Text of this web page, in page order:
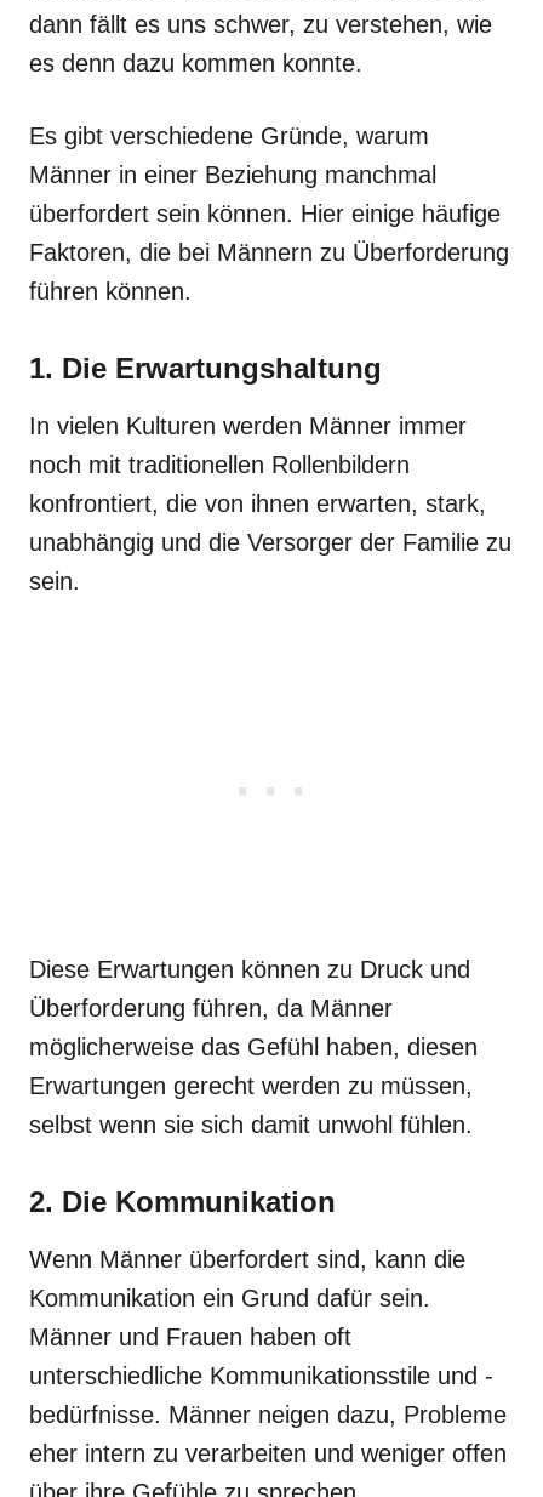
dann fällt es uns schwer, zu verstehen, wie
es denn dazu kommen konnte.
Es gibt verschiedene Gründe, warum
Männer in einer Beziehung manchmal
überfordert sein können. Hier einige häufige
Faktoren, die bei Männern zu Überforderung
führen können.
1. Die Erwartungshaltung
In vielen Kulturen werden Männer immer
noch mit traditionellen Rollenbildern
konfrontiert, die von ihnen erwarten, stark,
unabhängig und die Versorger der Familie zu
sein.
Diese Erwartungen können zu Druck und
Überforderung führen, da Männer
möglicherweise das Gefühl haben, diesen
Erwartungen gerecht werden zu müssen,
selbst wenn sie sich damit unwohl fühlen.
2. Die Kommunikation
Wenn Männer überfordert sind, kann die
Kommunikation ein Grund dafür sein.
Männer und Frauen haben oft
unterschiedliche Kommunikationsstile und -
bedürfnisse. Männer neigen dazu, Probleme
eher intern zu verarbeiten und weniger offen